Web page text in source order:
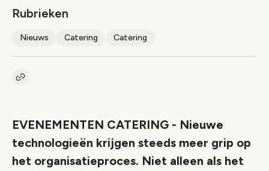
Rubrieken
Nieuws Catering Catering
Kopieer link naar artikel
EVENEMENTEN CATERING - Nieuwe
technologieën krijgen steeds meer grip op
het organisatieproces. Niet alleen als het